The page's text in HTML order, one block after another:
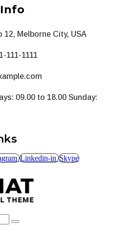
12, Melborne City, USA
111-1111
09.00 to 18.00 Sunday:
Linkedin-in Skype